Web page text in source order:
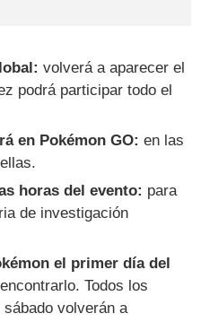
volverá a aparecer el
podrá participar todo el
en Pokémon GO: en las
horas del evento: para
de investigación
el primer día del
Todos los
volverán a